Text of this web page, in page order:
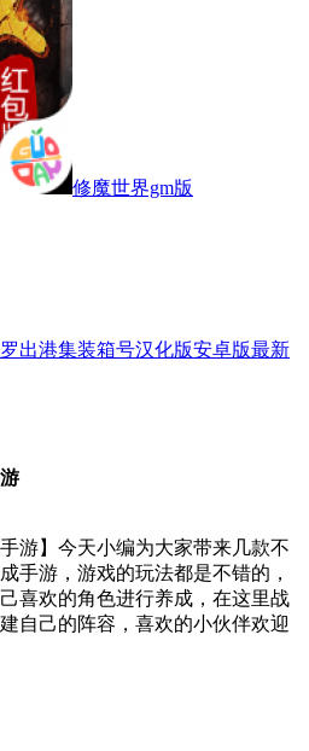
修魔世界gm版
出港集装箱号汉化版安卓版最新
游】今天小编为大家带来几款不
手游，游戏的玩法都是不错的，
喜欢的角色进行养成，在这里战
自己的阵容，喜欢的小伙伴欢迎